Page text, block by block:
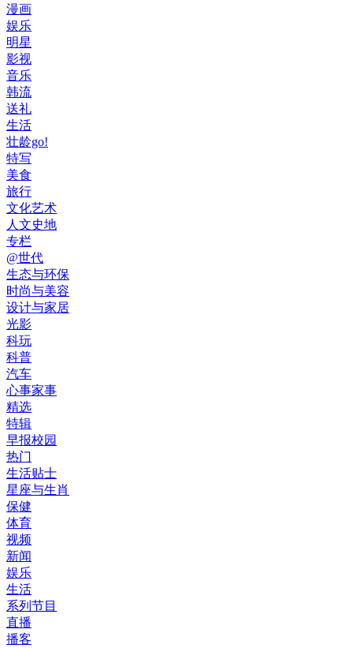
漫画
娱乐
明星
影视
音乐
韩流
送礼
生活
壮龄go!
特写
美食
旅行
文化艺术
人文史地
专栏
@世代
生态与环保
时尚与美容
设计与家居
光影
科玩
科普
汽车
心事家事
精选
特辑
早报校园
热门
生活贴士
星座与生肖
保健
体育
视频
新闻
娱乐
生活
系列节目
直播
播客